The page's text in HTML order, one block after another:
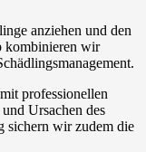
anziehen und den
kombinieren wir
professionellen
Ursachen des
sichern wir zudem die